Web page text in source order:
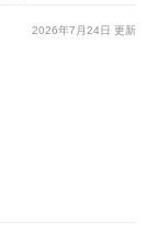
2026年7月24日 更新